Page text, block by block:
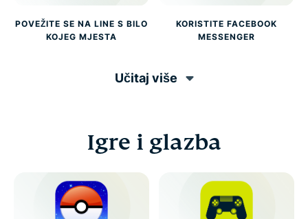
POVEŽITE SE NA LINE S BILO
KOJEG MJESTA
KORISTITE FACEBOOK
MESSENGER
Učitaj više
Igre i glazba